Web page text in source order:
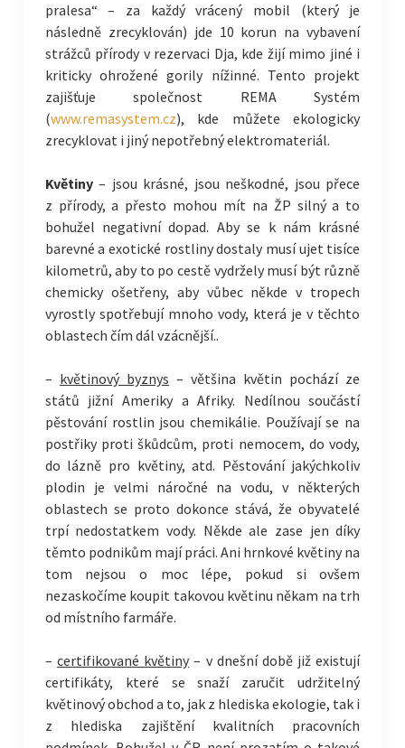
pralesa“ – za každý vrácený mobil (který je
následně zrecyklován) jde 10 korun na vybavení
strážců přírody v rezervaci Dja, kde žijí mimo jiné i
kriticky ohrožené gorily nížinné. Tento projekt
zajišťuje společnost REMA Systém
(www.remasystem.cz), kde můžete ekologicky
zrecyklovat i jiný nepotřebný elektromateriál.
Květiny– jsou krásné, jsou neškodné, jsou přece
z přírody, a přesto mohou mít na ŽP silný a to
bohužel negativní dopad. Aby se k nám krásné
barevné a exotické rostliny dostaly musí ujet tisíce
kilometrů, aby to po cestě vydržely musí být různě
chemicky ošetřeny, aby vůbec někde v tropech
vyrostly spotřebují mnoho vody, která je v těchto
oblastech čím dál vzácnější..
– květinový byznys – většina květin pochází ze
států jižní Ameriky a Afriky. Nedílnou součástí
pěstování rostlin jsou chemikálie. Používají se na
postřiky proti škůdcům, proti nemocem, do vody,
do lázně pro květiny, atd. Pěstování jakýchkoliv
plodin je velmi náročné na vodu, v některých
oblastech se proto dokonce stává, že obyvatelé
trpí nedostatkem vody. Někde ale zase jen díky
těmto podnikům mají práci. Ani hrnkové květiny na
tom nejsou o moc lépe, pokud si ovšem
nezaskočíme koupit takovou květinu někam na trh
od místního farmáře.
– certifikované květiny – v dnešní době již existují
certifikáty, které se snaží zaručit udržitelný
květinový obchod a to, jak z hlediska ekologie, tak i
z hlediska zajištění kvalitních pracovních